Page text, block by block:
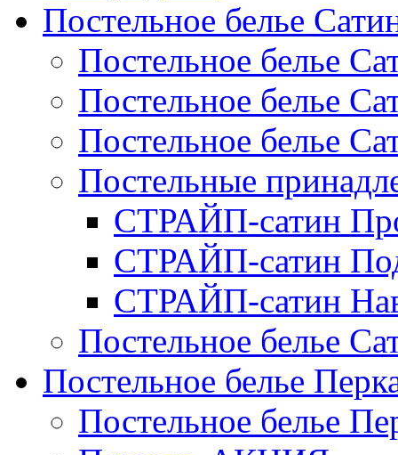
Постельное белье
Постельное белье
Постельное белье
Постельное белье
Постельные
СТРАЙП-сатин
СТРАЙП-сатин
СТРАЙП-сатин
Постельное белье
Постельное белье
Постельное белье